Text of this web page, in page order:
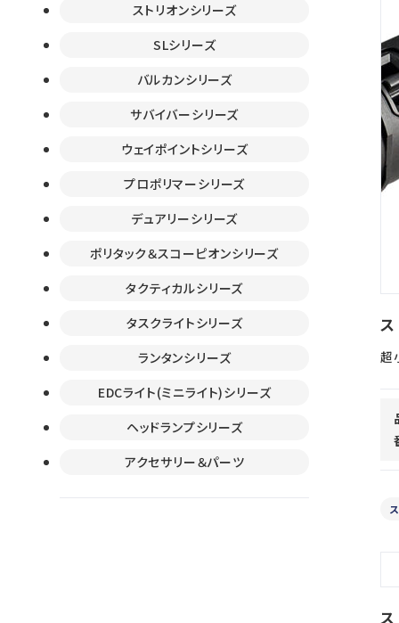
ストリオンシリーズ
SLシリーズ
バルカンシリーズ
サバイバーシリーズ
ウェイポイントシリーズ
プロポリマーシリーズ
デュアリーシリーズ
ポリタック＆スコーピオンシリーズ
タクティカルシリーズ
タスクライトシリーズ
ランタンシリーズ
EDCライト(ミニライト)シリーズ
ヘッドランプシリーズ
アクセサリー＆パーツ
超